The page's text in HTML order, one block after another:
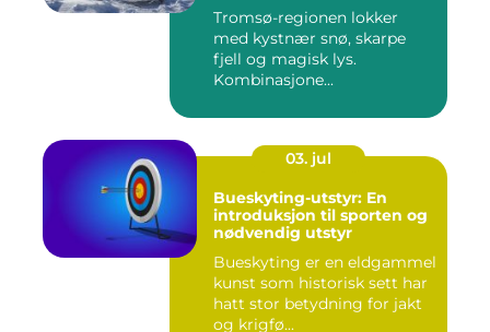
Tromsø-regionen lokker
med kystnær snø, skarpe
fjell og magisk lys.
Kombinasjone...
03. jul
Bueskyting-utstyr: En
introduksjon til sporten og
nødvendig utstyr
Bueskyting er en eldgammel
kunst som historisk sett har
hatt stor betydning for jakt
og krigfø...